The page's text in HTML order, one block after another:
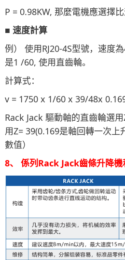
P = 0.98KW, 那麼電機應選擇
■ 速度計算
例） 使用RJ20-4S型號，速度
是1 /60, 使用直齒輪。
計算式：
v = 1750 x 1/60 x 39/48x
Rack Jack 驅動軸的直齒輪選
用Z= 39(0.169是軸回轉一次上
數值）
8、 係列Rack Jack齒條升降